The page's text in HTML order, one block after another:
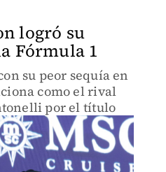
logró su
Fórmula 1
su peor sequía en
como el rival
por el título